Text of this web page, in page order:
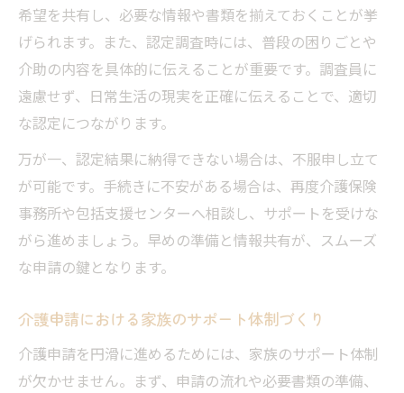
希望を共有し、必要な情報や書類を揃えておくことが挙
げられます。また、認定調査時には、普段の困りごとや
介助の内容を具体的に伝えることが重要です。調査員に
遠慮せず、日常生活の現実を正確に伝えることで、適切
な認定につながります。
万が一、認定結果に納得できない場合は、不服申し立て
が可能です。手続きに不安がある場合は、再度介護保険
事務所や包括支援センターへ相談し、サポートを受けな
がら進めましょう。早めの準備と情報共有が、スムーズ
な申請の鍵となります。
介護申請における家族のサポート体制づくり
介護申請を円滑に進めるためには、家族のサポート体制
が欠かせません。まず、申請の流れや必要書類の準備、